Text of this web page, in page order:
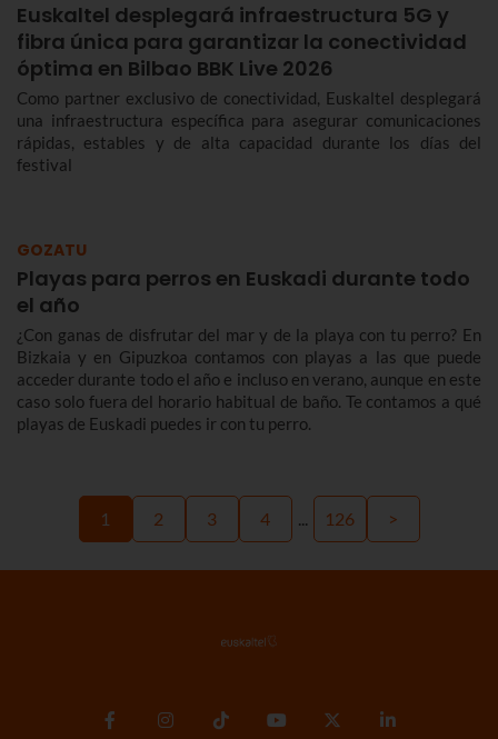
Euskaltel desplegará infraestructura 5G y
fibra única para garantizar la conectividad
óptima en Bilbao BBK Live 2026
Como partner exclusivo de conectividad, Euskaltel desplegará
una infraestructura específica para asegurar comunicaciones
rápidas, estables y de alta capacidad durante los días del
festival
GOZATU
Playas para perros en Euskadi durante todo
el año
¿Con ganas de disfrutar del mar y de la playa con tu perro? En
Bizkaia y en Gipuzkoa contamos con playas a las que puede
acceder durante todo el año e incluso en verano, aunque en este
caso solo fuera del horario habitual de baño. Te contamos a qué
playas de Euskadi puedes ir con tu perro.
1 2 3 4 ... 126 >